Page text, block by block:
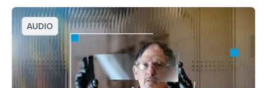
AUDIO